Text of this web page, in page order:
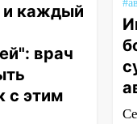
каждый
врач
с этим